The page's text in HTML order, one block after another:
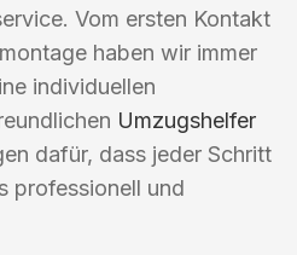
Vom ersten Kontakt
haben wir immer
individuellen
Umzugshelfer
dafür, dass jeder Schritt
professionell und